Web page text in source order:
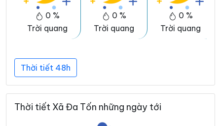
0 %
Trời quang
0 %
Trời quang
0 %
Trời quang
Thời tiết 48h
Thời tiết Xã Đa Tốn những ngày tới